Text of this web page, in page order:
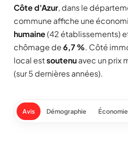
Côte d'Azur, dans le
commune affiche une
humaine(42 établissements)
chômage de6,7 %. Côté
local estsoutenuavec un prix
(sur 5 dernières années).
Avis Démographie Économie